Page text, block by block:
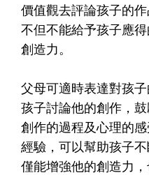
價值觀去評論孩子的
不但不能給予孩子應
創造力。
父母可適時表達對孩
孩子討論他的創作，鼓
創作的過程及心理的
經驗，可以幫助孩子
僅能增強他的創造力